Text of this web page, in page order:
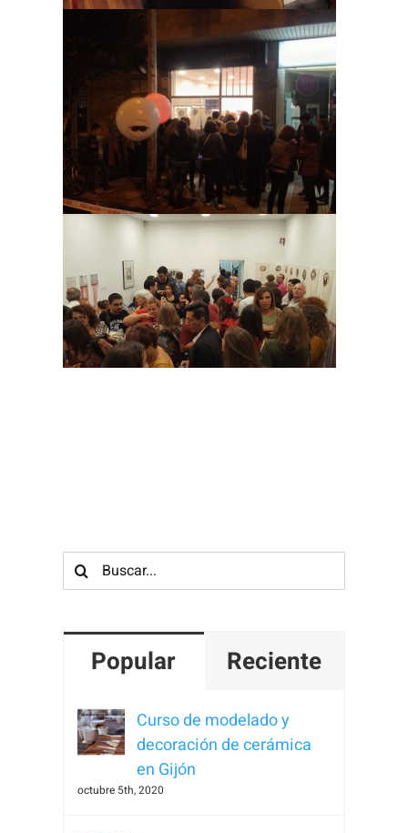
Buscar:
Popular Reciente
Curso de modelado y
decoración de cerámica
en Gijón
octubre 5th, 2020